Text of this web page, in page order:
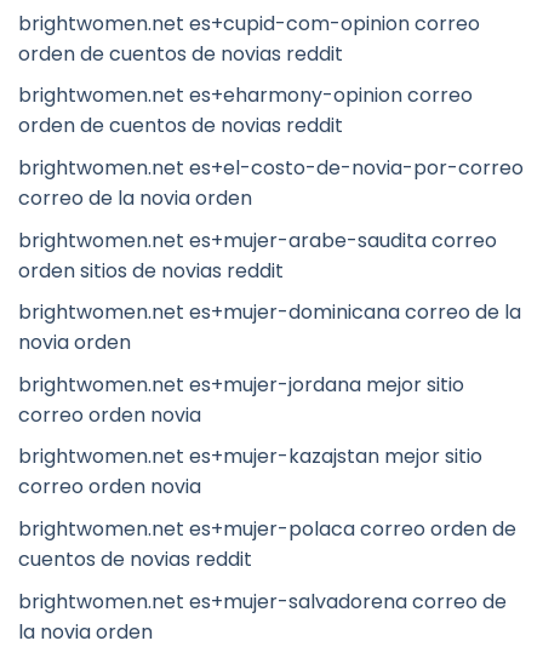
brightwomen.net es+cupid-com-opinion correo
orden de cuentos de novias reddit
brightwomen.net es+eharmony-opinion correo
orden de cuentos de novias reddit
brightwomen.net es+el-costo-de-novia-por-correo
correo de la novia orden
brightwomen.net es+mujer-arabe-saudita correo
orden sitios de novias reddit
brightwomen.net es+mujer-dominicana correo de la
novia orden
brightwomen.net es+mujer-jordana mejor sitio
correo orden novia
brightwomen.net es+mujer-kazajstan mejor sitio
correo orden novia
brightwomen.net es+mujer-polaca correo orden de
cuentos de novias reddit
brightwomen.net es+mujer-salvadorena correo de
la novia orden